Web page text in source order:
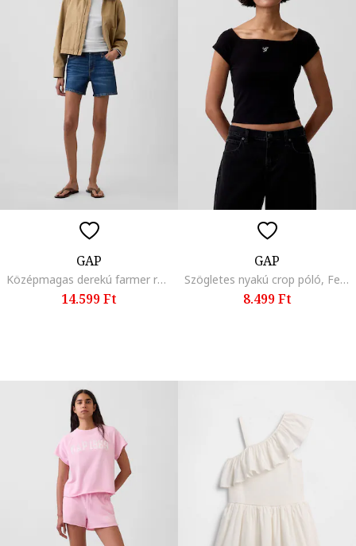
GAP
Középmagas derekú farmer rövidnadrág öt zsebbel, Tengerészkék,
14.599 Ft
GAP
Szögletes nyakú crop póló, Fekete,
8.499 Ft